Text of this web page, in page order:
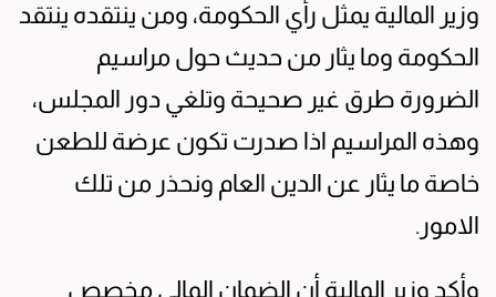
وزير المالية يمثل رأي الحكومة، ومن ينتقده ينتقد
الحكومة وما يثار من حديث حول مراسيم
الضرورة طرق غير صحيحة وتلغي دور المجلس،
وهذه المراسيم اذا صدرت تكون عرضة للطعن
خاصة ما يثار عن الدين العام ونحذر من تلك
الامور.
وأكد وزير المالية أن الضمان المالي مخصص